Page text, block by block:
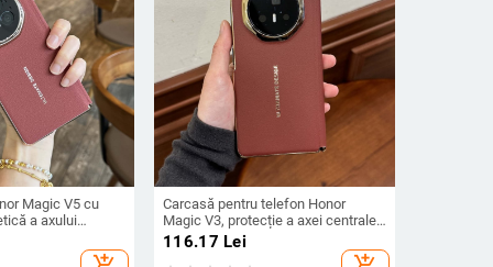
Magic V5 cu
a axului
completă a
naturală,
Carcasă pentru telefon Honor
Magic V3, protecție a axei centrale,
noul model Magic V5, husă ușoară
din piele artificială cu
116.17 Lei